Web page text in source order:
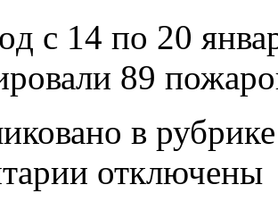
с 14 по 20
89
в
отключены